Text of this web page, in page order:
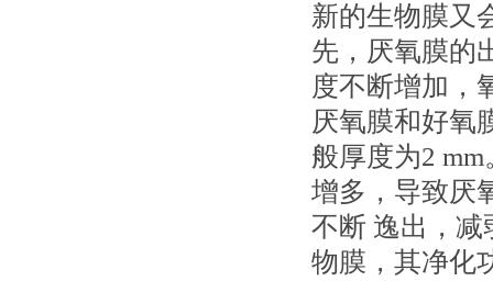
新的生物膜又
先，厌氧膜的
度不断增加，
厌氧膜和好氧
般厚度为2
增多，导致厌
不断 逸出，
物膜，其净化